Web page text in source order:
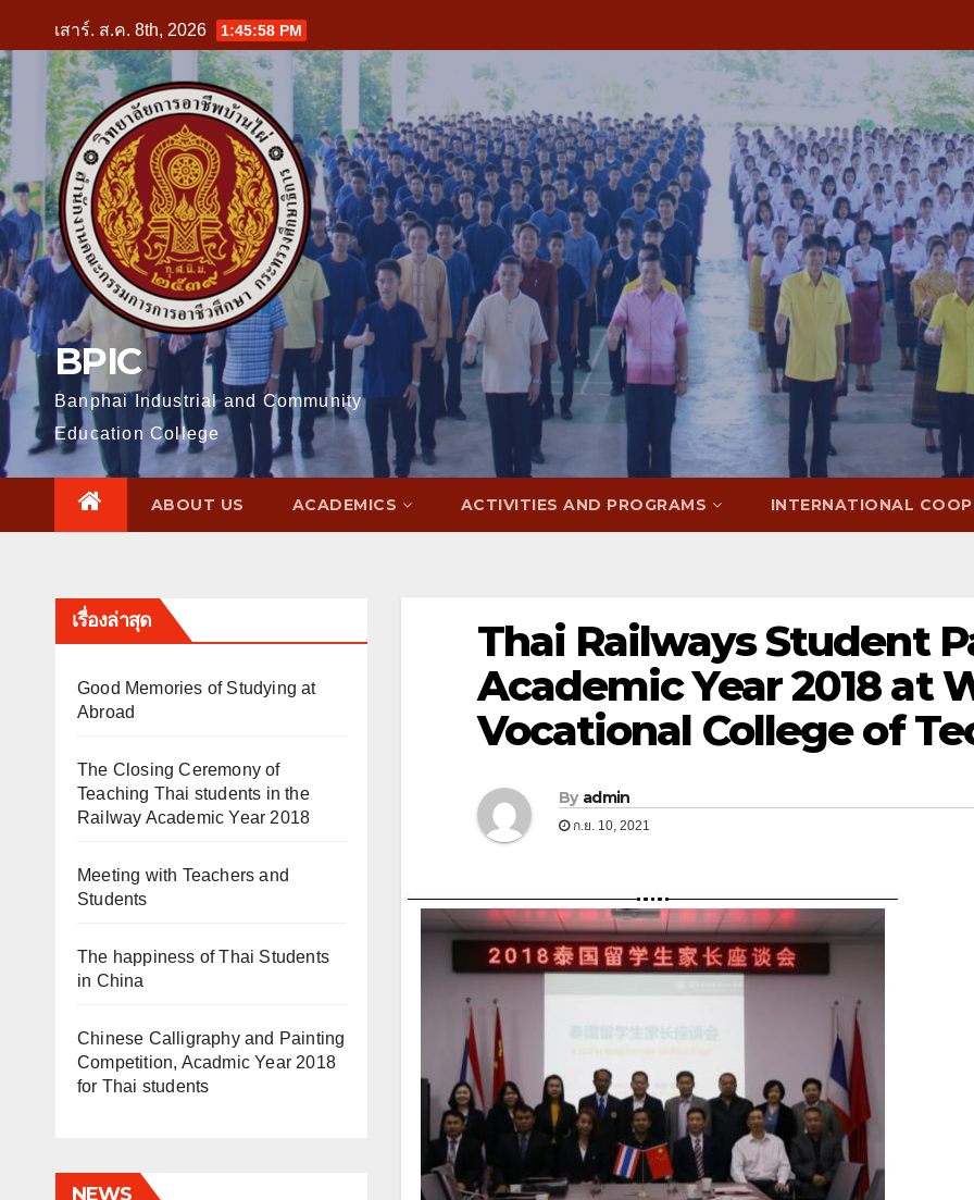
to
content
เสาร์. ส.ค. 8th, 2026 1:45:59 PM
BPIC
Banphai Industrial and Community
Education College
ABOUT US ACADEMICS ACTIVITIES AND PROGRAMS INTERNATIONAL
เรื่องล่าสุด
Good Memories of Studying at
Abroad
The Closing Ceremony of
Teaching Thai students in the
Railway Academic Year 2018
Meeting with Teachers and
Students
The happiness of Thai Students
in China
Chinese Calligraphy and Painting
Competition, Acadmic Year 2018
for Thai students
NEWS
Thai Railways Student
Academic Year 2018 at
Vocational College of
By admin
ก.ย. 10, 2021